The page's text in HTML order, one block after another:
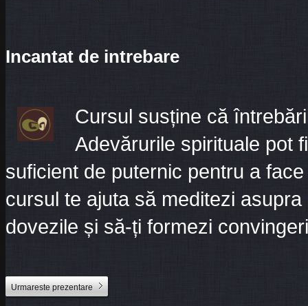
Incantat de intrebare
Cursul susține că
Adevărurile spirituale pot
suficient de puternic pentru a
cursul te ajuta să meditezi
dovezile și să-ți formezi
Urmareste prezentare